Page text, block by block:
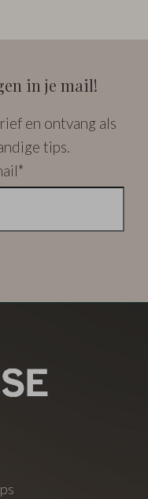
in je mail!
en ontvang als
tips.